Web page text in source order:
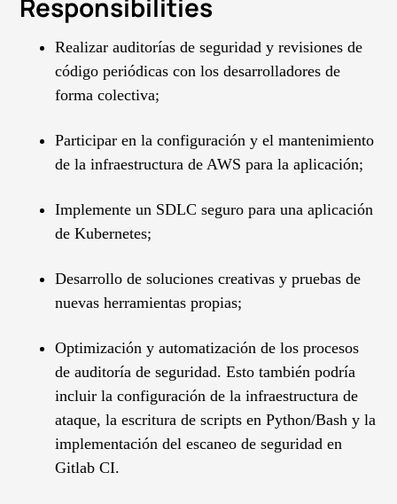
Responsibilities
Realizar auditorías de seguridad y revisiones de
código periódicas con los desarrolladores de
forma colectiva;
Participar en la configuración y el mantenimiento
de la infraestructura de AWS para la aplicación;
Implemente un SDLC seguro para una aplicación
de Kubernetes;
Desarrollo de soluciones creativas y pruebas de
nuevas herramientas propias;
Optimización y automatización de los procesos
de auditoría de seguridad. Esto también podría
incluir la configuración de la infraestructura de
ataque, la escritura de scripts en Python/Bash y la
implementación del escaneo de seguridad en
Gitlab CI.